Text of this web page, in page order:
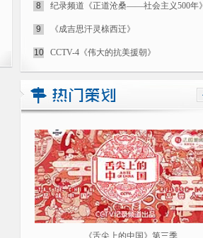
8 纪录频道《正道沧桑——社会主义500年》
9 《成吉思汗灵榇西迁》
10 CCTV-4《伟大的抗美援朝》
《舌尖上的中国》第三季